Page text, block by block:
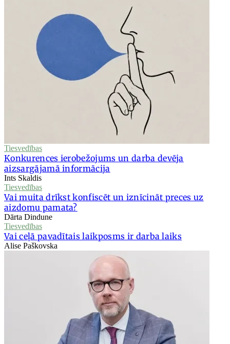
Tiesvedības
Konkurences ierobežojums un darba devēja
aizsargājamā informācija
Ints Skaldis
Tiesvedības
Vai muita drīkst konfiscēt un iznīcināt preces uz
aizdomu pamata?
Dārta Dindune
Tiesvedības
Vai ceļā pavadītais laikposms ir darba laiks
Alise Paškovska